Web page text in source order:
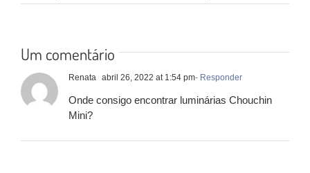
Um comentário
Renata abril 26, 2022 at 1:54 pm- Responder
Onde consigo encontrar luminárias Chouchin
Mini?